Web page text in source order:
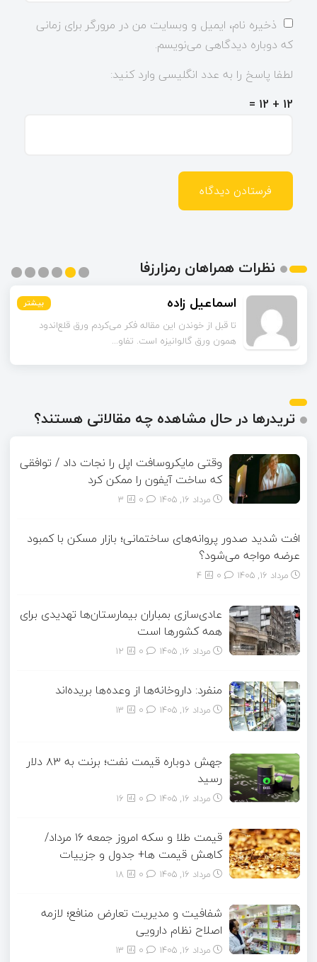
ذخیره نام، ایمیل و وبسایت من در مرورگر برای زمانی
که دوباره دیدگاهی می‌نویسم.
لطفا پاسخ را به عدد انگلیسی وارد کنید:
12 + 12 =
نظرات همراهان رمزارزفا
بیشتر اسماعیل زاده بیشتر
تا قبل از خوندن این مقاله فکر می‌کردم ورق قلع‌اندود
همون ورق گالوانیزه است. تفاو...
بیشتر
بیشتر
بیشتر
بیشتر
تریدرها در حال مشاهده چه مقالاتی هستند؟
وقتی مایکروسافت اپل را نجات داد / توافقی
که ساخت آیفون را ممکن کرد
مرداد ۱۶, ۱۴۰۵ 3
افت شدید صدور پروانه‌های ساختمانی؛ بازار مسکن با کمبود
عرضه مواجه می‌شود؟
مرداد ۱۶, ۱۴۰۵ 4
عادی‌سازی بمباران بیمارستان‌ها تهدیدی برای
همه کشورها است
مرداد ۱۶, ۱۴۰۵ 12
منفرد: داروخانه‌ها از وعده‌ها بریده‌اند
مرداد ۱۶, ۱۴۰۵ 13
جهش دوباره قیمت نفت؛ برنت به ۸۳ دلار
رسید
مرداد ۱۶, ۱۴۰۵ 16
قیمت طلا و سکه امروز جمعه ۱۶ مرداد/
کاهش قیمت ها+ جدول و جزییات
مرداد ۱۶, ۱۴۰۵ 18
شفافیت و مدیریت تعارض منافع؛ لازمه
اصلاح نظام دارویی
مرداد ۱۶, ۱۴۰۵ 13